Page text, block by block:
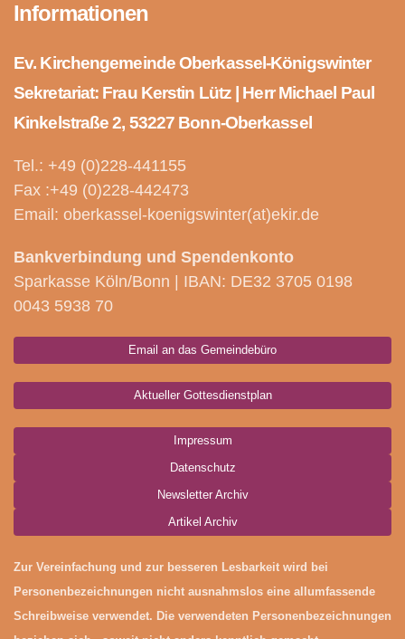
Informationen
Ev. Kirchengemeinde Oberkassel-Königswinter
Sekretariat: Frau Kerstin Lütz | Herr Michael Paul
Kinkelstraße 2, 53227 Bonn-Oberkassel
Tel.: +49 (0)228-441155
Fax :+49 (0)228-442473
Email: oberkassel-koenigswinter(at)ekir.de
Bankverbindung und Spendenkonto
Sparkasse Köln/Bonn | IBAN: DE32 3705 0198
0043 5938 70
Email an das Gemeindebüro
Aktueller Gottesdienstplan
Impressum
Datenschutz
Newsletter Archiv
Artikel Archiv
Zur Vereinfachung und zur besseren Lesbarkeit wird bei
Personenbezeichnungen nicht ausnahmslos eine allumfassende
Schreibweise verwendet. Die verwendeten Personenbezeichnungen